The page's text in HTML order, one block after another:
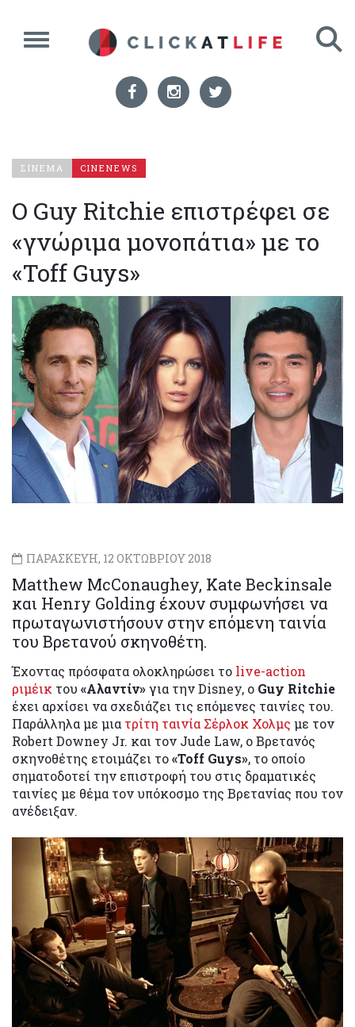
ΣΙΝΕΜΑ CINENEWS
Ο Guy Ritchie επιστρέφει σε
«γνώριμα μονοπάτια» με το
«Toff Guys»
ΠΑΡΑΣΚΕΥΗ, 12 ΟΚΤΩΒΡΙΟΥ 2018
Matthew McConaughey, Kate Beckinsale
και Henry Golding έχουν συμφωνήσει να
πρωταγωνιστήσουν στην επόμενη ταινία
του Βρετανού σκηνοθέτη.
Έχοντας πρόσφατα ολοκληρώσει το live-action
ριμέικ του «Αλαντίν»για την Disney, o Guy Ritchie
έχει αρχίσει να σχεδιάζει τις επόμενες ταινίες του.
Παράλληλα με μια τρίτη ταινία Σέρλοκ Χολμς με τον
Robert Downey Jr. και τον Jude Law, ο Βρετανός
σκηνοθέτης ετοιμάζει το«Toff Guys», το οποίο
σηματοδοτεί την επιστροφή του στις δραματικές
ταινίες με θέμα τον υπόκοσμο της Βρετανίας που τον
ανέδειξαν.